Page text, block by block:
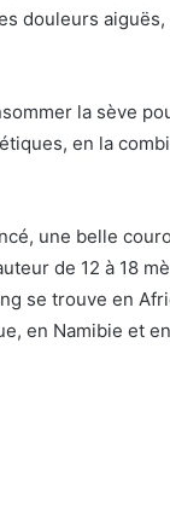
douleurs
la sève
en la
une belle
de 12 à 18
se trouve en
en Namibie et